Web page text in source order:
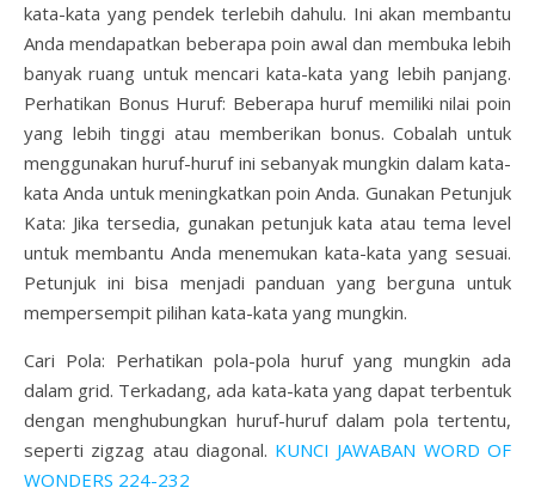
kata-kata yang pendek terlebih dahulu. Ini akan membantu
Anda mendapatkan beberapa poin awal dan membuka lebih
banyak ruang untuk mencari kata-kata yang lebih panjang.
Perhatikan Bonus Huruf: Beberapa huruf memiliki nilai poin
yang lebih tinggi atau memberikan bonus. Cobalah untuk
menggunakan huruf-huruf ini sebanyak mungkin dalam kata-
kata Anda untuk meningkatkan poin Anda. Gunakan Petunjuk
Kata: Jika tersedia, gunakan petunjuk kata atau tema level
untuk membantu Anda menemukan kata-kata yang sesuai.
Petunjuk ini bisa menjadi panduan yang berguna untuk
mempersempit pilihan kata-kata yang mungkin.
Cari Pola: Perhatikan pola-pola huruf yang mungkin ada
dalam grid. Terkadang, ada kata-kata yang dapat terbentuk
dengan menghubungkan huruf-huruf dalam pola tertentu,
seperti zigzag atau diagonal. KUNCI JAWABAN WORD OF
WONDERS 224-232